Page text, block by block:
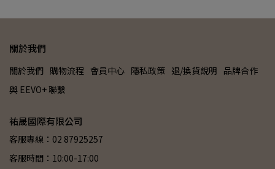
關於我們
關於我們 購物流程 會員中心 隱私政策 退/換貨說明 品牌合作
與 EEVO+ 聯繫
祐晟國際有限公司
客服專線：02 87925257
客服時間：10:00-17:00